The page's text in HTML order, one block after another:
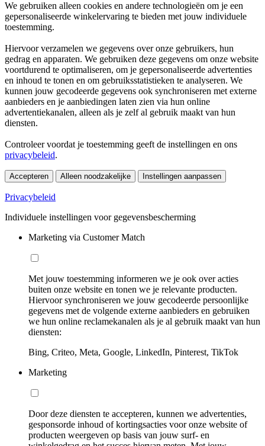
We gebruiken alleen cookies en andere technologieën om je een
gepersonaliseerde winkelervaring te bieden met jouw individuele
toestemming.
Hiervoor verzamelen we gegevens over onze gebruikers, hun
gedrag en apparaten. We gebruiken deze gegevens om onze website
voortdurend te optimaliseren, om je gepersonaliseerde advertenties
en inhoud te tonen en om gebruiksstatistieken te analyseren. We
kunnen jouw gecodeerde gegevens ook synchroniseren met externe
aanbieders en je aanbiedingen laten zien via hun online
advertentiekanalen, alleen als je zelf al gebruik maakt van hun
diensten.
Controleer voordat je toestemming geeft de instellingen en ons
privacybeleid.
Accepteren Alleen noodzakelijke Instellingen aanpassen
Privacybeleid
Individuele instellingen voor gegevensbescherming
Marketing via Customer Match
Met jouw toestemming informeren we je ook over acties
buiten onze website en tonen we je relevante producten.
Hiervoor synchroniseren we jouw gecodeerde persoonlijke
gegevens met de volgende externe aanbieders en gebruiken
we hun online reclamekanalen als je al gebruik maakt van hun
diensten:
Bing, Criteo, Meta, Google, LinkedIn, Pinterest, TikTok
Marketing
Door deze diensten te accepteren, kunnen we advertenties,
gesponsorde inhoud of kortingsacties voor onze website of
producten weergeven op basis van jouw surf- en